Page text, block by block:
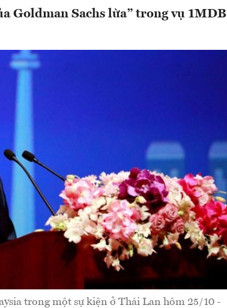
Goldman Sachs lừa” trong vụ 1MDB
trong một sự kiện ở Thái Lan hôm 25/10 -